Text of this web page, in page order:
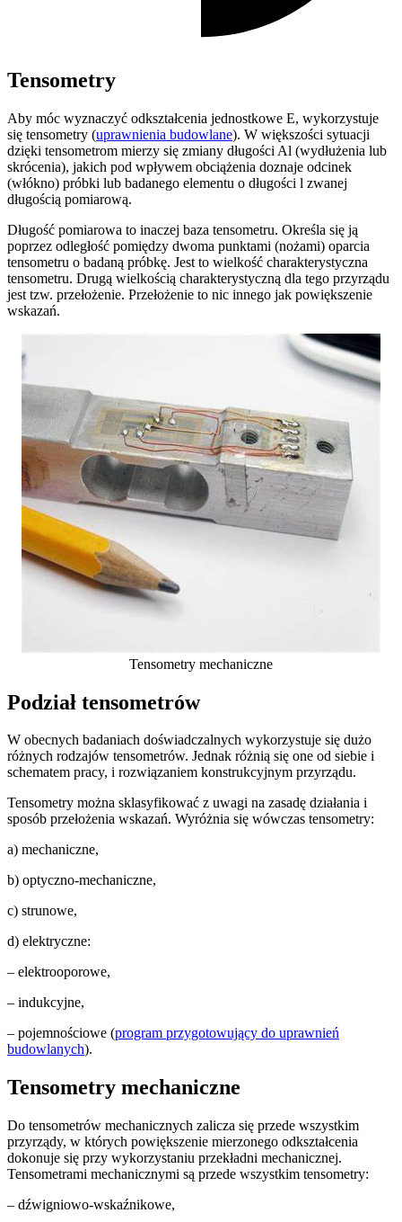
Tensometry
Aby móc wyznaczyć odkształcenia jednostkowe E, wykorzystuje
się tensometry (uprawnienia budowlane). W większości sytuacji
dzięki tensometrom mierzy się zmiany długości Al (wydłużenia lub
skrócenia), jakich pod wpływem obciążenia doznaje odcinek
(włókno) próbki lub badanego elementu o długości l zwanej
długością pomiarową.
Długość pomiarowa to inaczej baza tensometru. Określa się ją
poprzez odległość pomiędzy dwoma punktami (nożami) oparcia
tensometru o badaną próbkę. Jest to wielkość charakterystyczna
tensometru. Drugą wielkością charakterystyczną dla tego przyrządu
jest tzw. przełożenie. Przełożenie to nic innego jak powiększenie
wskazań.
Tensometry mechaniczne
Podział tensometrów
W obecnych badaniach doświadczalnych wykorzystuje się dużo
różnych rodzajów tensometrów. Jednak różnią się one od siebie i
schematem pracy, i rozwiązaniem konstrukcyjnym przyrządu.
Tensometry można sklasyfikować z uwagi na zasadę działania i
sposób przełożenia wskazań. Wyróżnia się wówczas tensometry:
a) mechaniczne,
b) optyczno-mechaniczne,
c) strunowe,
d) elektryczne:
– elektrooporowe,
– indukcyjne,
– pojemnościowe (program przygotowujący do uprawnień
budowlanych).
Tensometry mechaniczne
Do tensometrów mechanicznych zalicza się przede wszystkim
przyrządy, w których powiększenie mierzonego odkształcenia
dokonuje się przy wykorzystaniu przekładni mechanicznej.
Tensometrami mechanicznymi są przede wszystkim tensometry:
– dźwigniowo-wskaźnikowe,